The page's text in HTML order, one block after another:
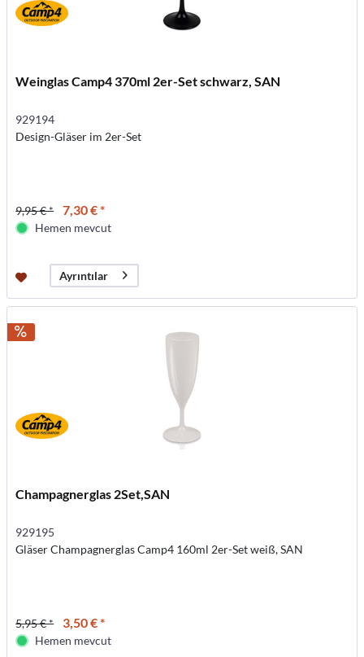
Weinglas Camp4 370ml 2er-Set schwarz, SAN
929194
Design-Gläser im 2er-Set
9,95 € * 7,30 € *
Hemen mevcut
Ayrıntılar
Champagnerglas 2Set,SAN
929195
Gläser Champagnerglas Camp4 160ml 2er-Set weiß, SAN
5,95 € * 3,50 € *
Hemen mevcut